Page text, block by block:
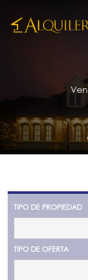
TIPO DE PROPIEDAD
TIPO DE OFERTA